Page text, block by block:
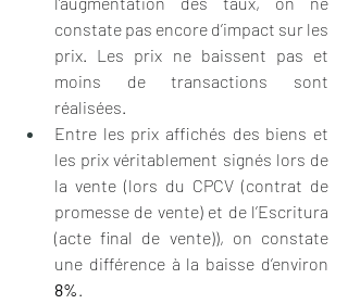
constate pas encore d’impact sur les
prix. Les prix ne baissent pas et
moins de transactions sont
réalisées.
Entre les prix affichés des biens et
les prix véritablement signés lors de
la vente (lors du CPCV (contrat de
promesse de vente) et de l’Escritura
(acte final de vente)), on constate
8%.